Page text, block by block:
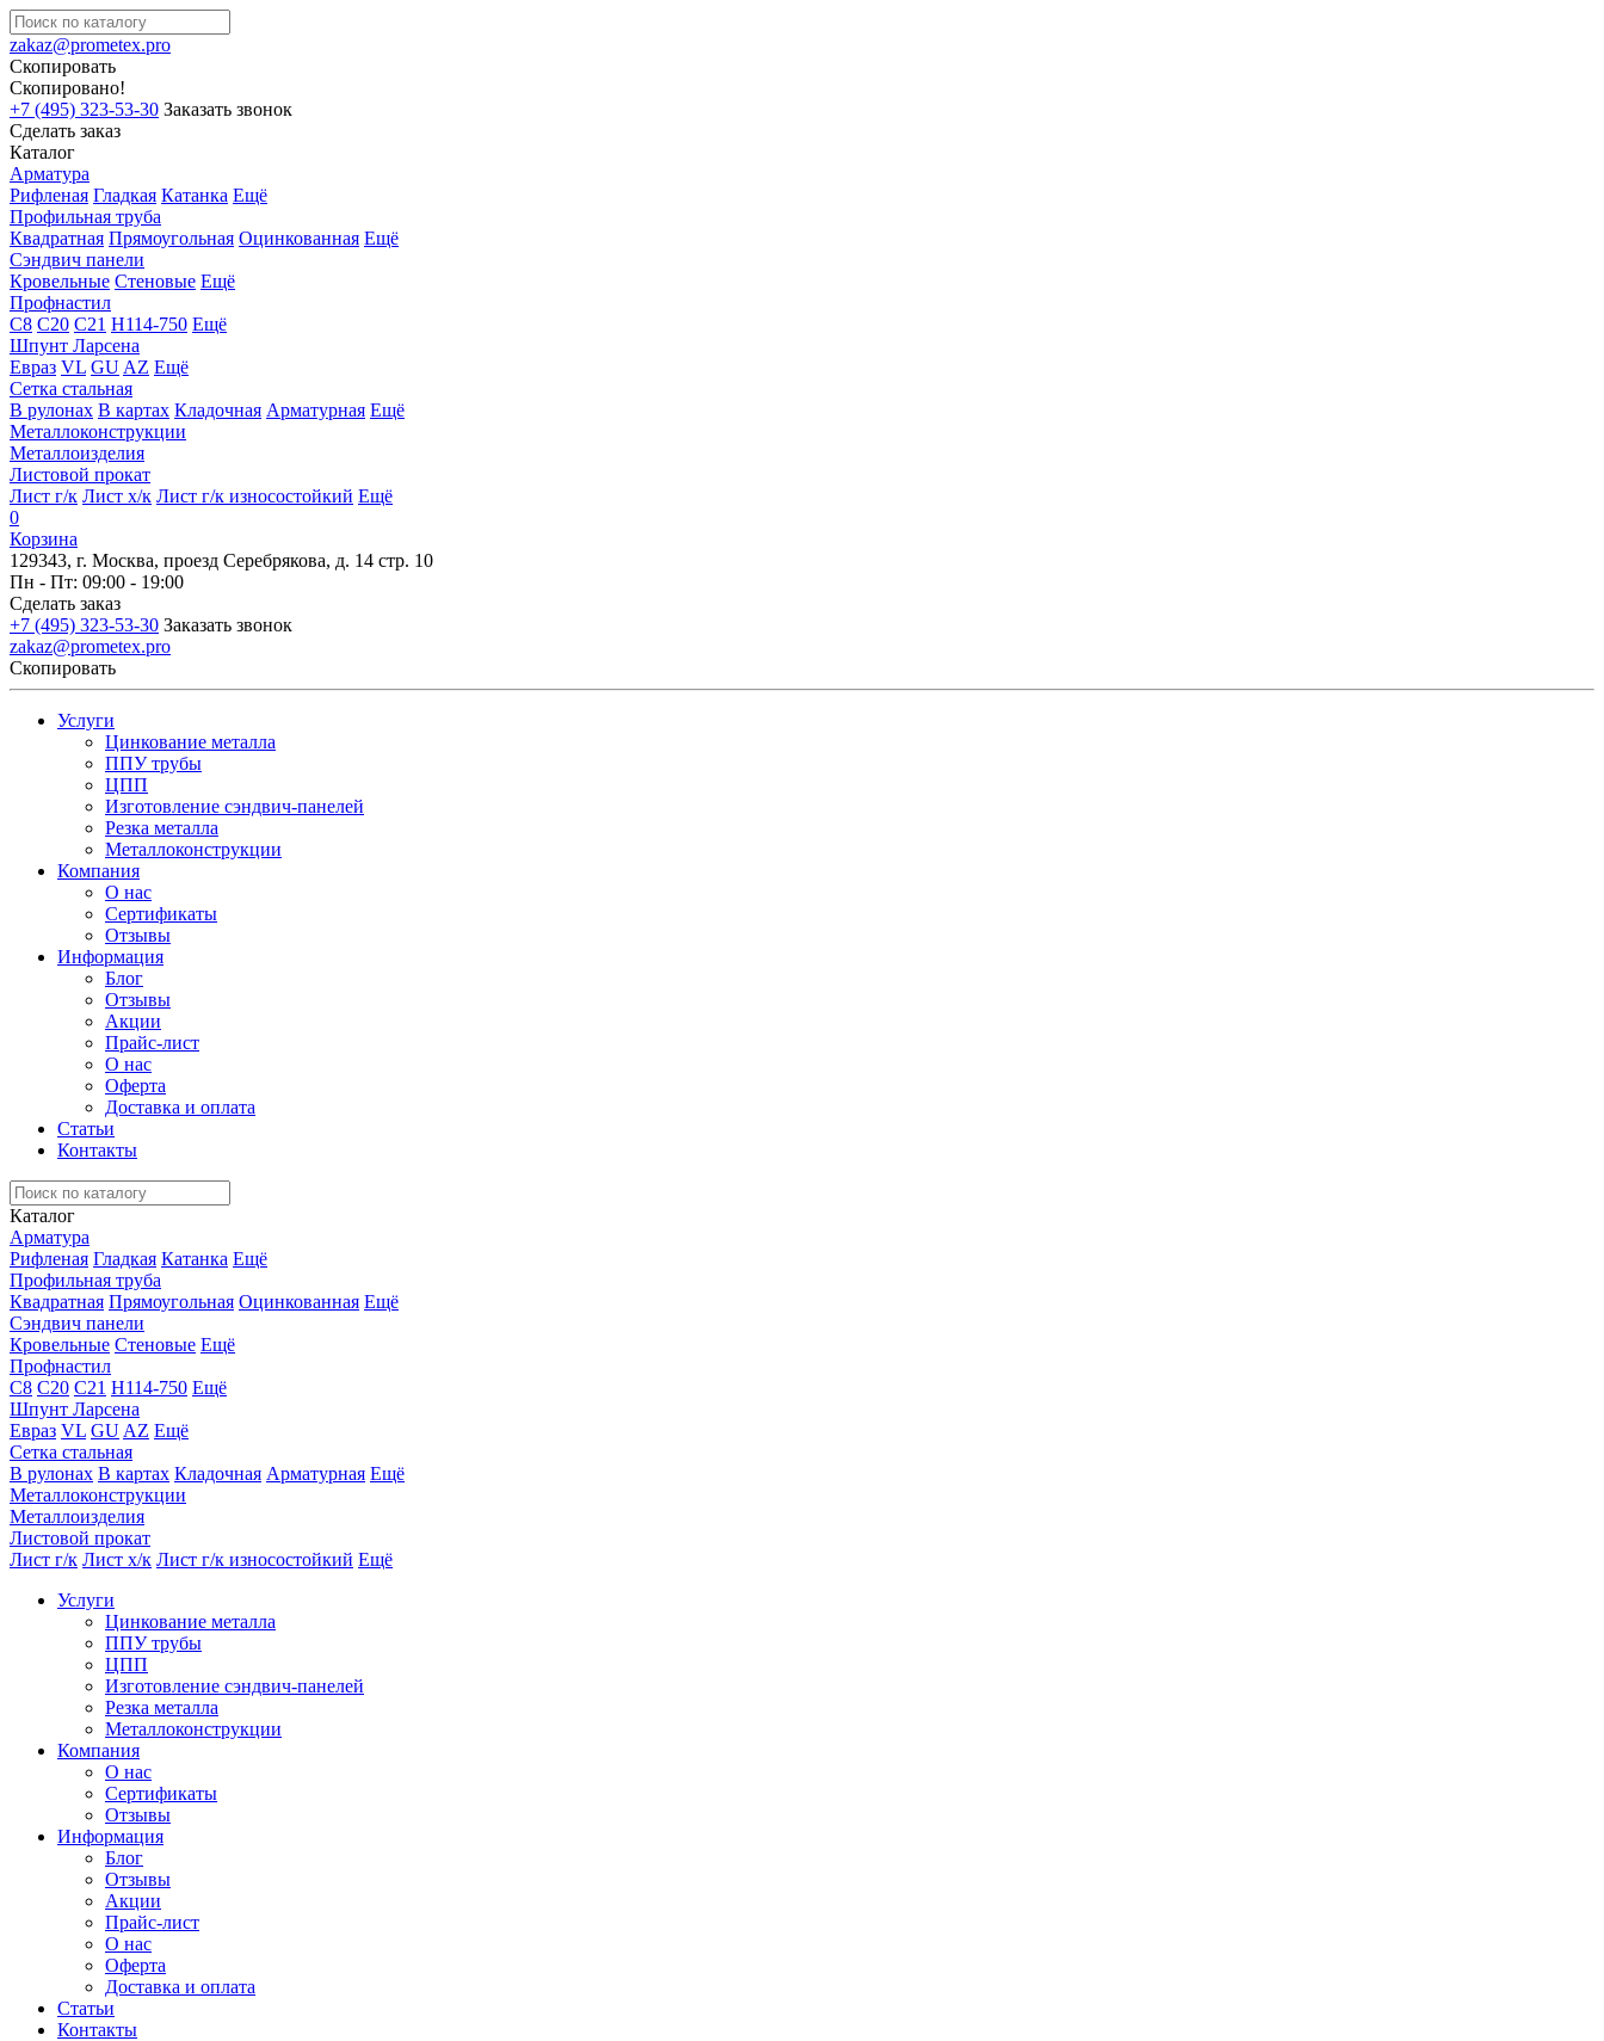
zakaz@prometex.pro
Скопировать
Скопировано!
+7 (495) 323-53-30 Заказать звонок
Сделать заказ
Каталог
Арматура
Рифленая Гладкая Катанка Ещё
Профильная труба
Квадратная Прямоугольная Оцинкованная Ещё
Сэндвич панели
Кровельные Стеновые Ещё
Профнастил
С8 С20 С21 Н114-750 Ещё
Шпунт Ларсена
Евраз VL GU AZ Ещё
Сетка стальная
В рулонах В картах Кладочная Арматурная Ещё
Металлоконструкции
Металлоизделия
Листовой прокат
Лист г/к Лист х/к Лист г/к износостойкий Ещё
0
Корзина
129343, г. Москва, проезд Серебрякова, д. 14 стр. 10
Пн - Пт: 09:00 - 19:00
Сделать заказ
+7 (495) 323-53-30 Заказать звонок
zakaz@prometex.pro
Скопировать
Услуги
Цинкование металла
ППУ трубы
ЦПП
Изготовление сэндвич-панелей
Резка металла
Металлоконструкции
Компания
О нас
Сертификаты
Отзывы
Информация
Блог
Отзывы
Акции
Прайс-лист
О нас
Оферта
Доставка и оплата
Статьи
Контакты
Каталог
Арматура
Рифленая Гладкая Катанка Ещё
Профильная труба
Квадратная Прямоугольная Оцинкованная Ещё
Сэндвич панели
Кровельные Стеновые Ещё
Профнастил
С8 С20 С21 Н114-750 Ещё
Шпунт Ларсена
Евраз VL GU AZ Ещё
Сетка стальная
В рулонах В картах Кладочная Арматурная Ещё
Металлоконструкции
Металлоизделия
Листовой прокат
Лист г/к Лист х/к Лист г/к износостойкий Ещё
Услуги
Цинкование металла
ППУ трубы
ЦПП
Изготовление сэндвич-панелей
Резка металла
Металлоконструкции
Компания
О нас
Сертификаты
Отзывы
Информация
Блог
Отзывы
Акции
Прайс-лист
О нас
Оферта
Доставка и оплата
Статьи
Контакты